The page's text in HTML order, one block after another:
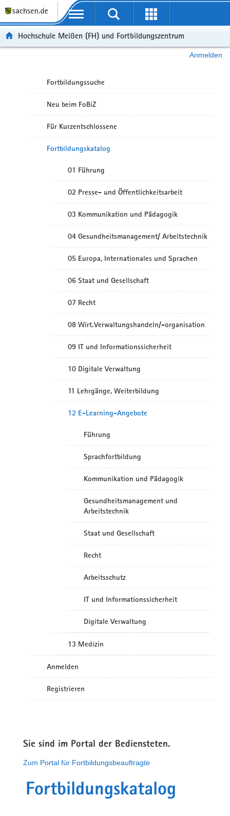
Portalübergreifende Navigation
Hochschule Meißen (FH) und Fortbildungszentrum
Anmelden
Fortbildungssuche
Neu beim FoBiZ
Für Kurzentschlossene
Fortbildungskatalog
01 Führung
02 Presse- und Öffentlichkeitsarbeit
03 Kommunikation und Pädagogik
04 Gesundheitsmanagement/ Arbeitstechnik
05 Europa, Internationales und Sprachen
06 Staat und Gesellschaft
07 Recht
08 Wirt.Verwaltungshandeln/-organisation
09 IT und Informationssicherheit
10 Digitale Verwaltung
11 Lehrgänge, Weiterbildung
12 E-Learning-Angebote
Führung
Sprachfortbildung
Kommunikation und Pädagogik
Gesundheitsmanagement und
Arbeitstechnik
Staat und Gesellschaft
Recht
Arbeitsschutz
IT und Informationssicherheit
Digitale Verwaltung
13 Medizin
Anmelden
Registrieren
Sie sind im Portal der Bediensteten.
Zum Portal für Fortbildungsbeauftragte
Fortbildungskatalog